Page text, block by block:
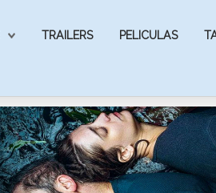
TRAILERS PELICULAS